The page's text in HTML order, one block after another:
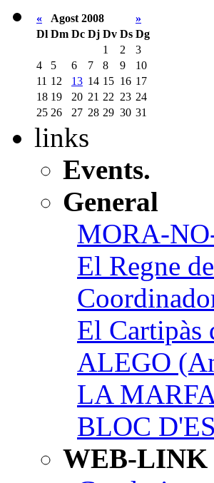
« Agost 2008
»
Dl Dm Dc Dj Dv Ds Dg
1
2
3
4
5 6 7 8 9
10
11 12 13 14 15 16 17
18 19 20 21 22 23 24
25 26 27 28 29 30 31
links
Events.
General
MORA-
El Regne
El Cartipàs
ALEGO
LA
BLOC
WEB-LINK